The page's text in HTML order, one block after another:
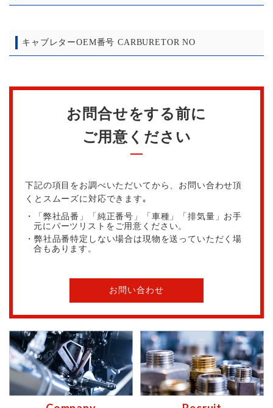
キャブレターOEM番号 CARBURETOR NO
お問合せをする前に
ご用意ください
下記の項目をお調べいただいてから、お問い合わせ頂
くとスムーズに対応できます｡
・「弊社品番」「純正番号」「車種」「排気量」お手
元にパーツリストをご用意ください。
・弊社品番特定しない場合は現物を送っていただく場
合もあります。
お問い合わせ